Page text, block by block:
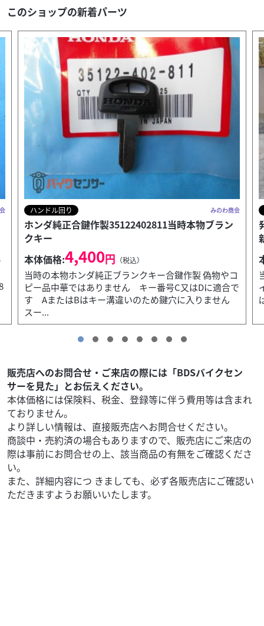
このショップの新着パーツ
ハンドル回り みのわ商会
発掘 ゴールドモンキー純正ブランクキー未開封
新品タイプ1
本体価格:25,000 円（税込）
当時ゴールドモンキー純正ブランクキー未開封新品タ
イプ1 キー番号がAまたはBに適合 使えるキーあれ
ば無料で削ることもできます 在庫限り
販売店へのお問合せ・ご来店の際には「BDSバイクセン
サーを見た」とお伝えください。
本体価格には保険料、税金、登録等に伴う費用等は含まれ
ておりません。
より詳しい情報は、直接販売店へお問合せください。
商談中・売約済の場合もありますので、販売店にご来店の
際は事前にお問合せの上、該当商品の有無をご確認くださ
い。
また、詳細内容につ きましても、必ず各販売店にご確認い
ただきますようお願いいたします。